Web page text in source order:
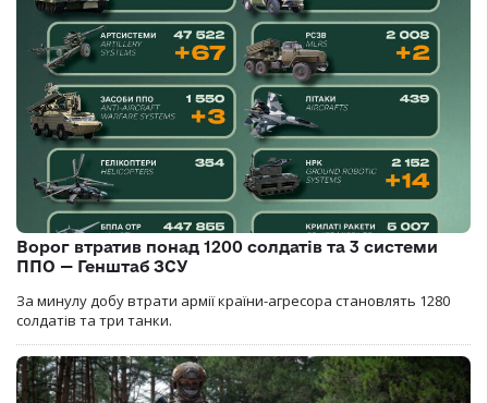
Ворог втратив понад 1200 солдатів та 3 системи
ППО — Генштаб ЗСУ
За минулу добу втрати армії країни-агресора становлять 1280
солдатів та три танки.